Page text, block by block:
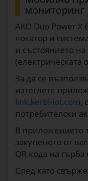
мониторинг
AKO Duo Power X
локатор и
и състоянието
(електрическата
За да се
изтеглете
link.kerbl-iot.com,
потребителски
В приложението
закупеното от
QR кода на гърба
След като